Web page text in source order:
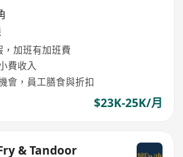
加班有加班費
費收入
會，員工膳食與折扣
$23K-25K/月
& Tandoor